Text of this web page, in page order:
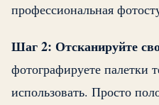
профессиональная
Шаг 2: Отсканируйте
фотографируете палетки
использовать. Просто